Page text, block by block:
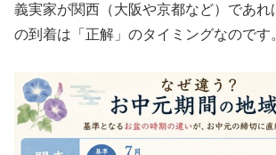
義実家が関西（大阪や京都など）であれ
の到着は「正解」のタイミングなのです